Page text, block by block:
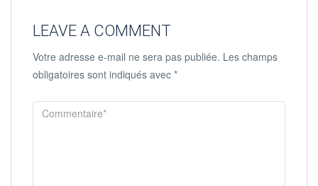
LEAVE A COMMENT
Votre adresse e-mail ne sera pas publiée. Les champs
obligatoires sont indiqués avec *